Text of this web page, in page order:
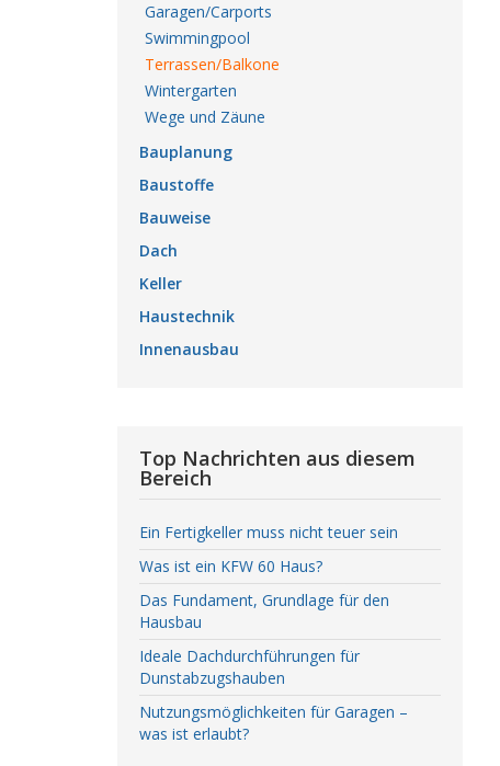
Garagen/Carports
Swimmingpool
Terrassen/Balkone
Wintergarten
Wege und Zäune
Bauplanung
Baustoffe
Bauweise
Dach
Keller
Haustechnik
Innenausbau
Top Nachrichten aus diesem
Bereich
Ein Fertigkeller muss nicht teuer sein
Was ist ein KFW 60 Haus?
Das Fundament, Grundlage für den
Hausbau
Ideale Dachdurchführungen für
Dunstabzugshauben
Nutzungsmöglichkeiten für Garagen –
was ist erlaubt?